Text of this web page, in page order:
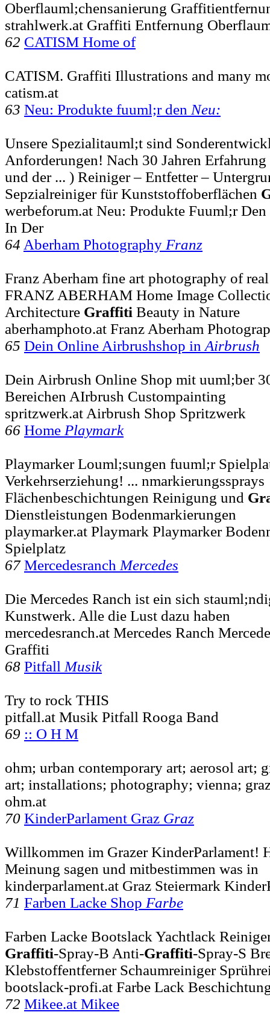
Oberflauml;chensanierung
strahlwerk.at Graffiti Entfernung
62 CATISM Home of
CATISM. Graffiti Illustrations and many
catism.at
63 Neu: Produkte fuuml;r den Neu:
Unsere Spezialitauml;t sind
Anforderungen! Nach 30 Jahren
und der ... ) Reiniger – Entfetter –
Sepzialreiniger für Kunststoffoberflächen
werbeforum.at Neu: Produkte Fuuml;r
In Der
64 Aberham Photography Franz
Franz Aberham fine art photography of
FRANZ ABERHAM Home Image
Architecture Graffiti Beauty in Nature
aberhamphoto.at Franz Aberham
65 Dein Online Airbrushshop in Airbrush
Dein Airbrush Online Shop mit uuml;ber
Bereichen AIrbrush Custompainting
spritzwerk.at Airbrush Shop Spritzwerk
66 Home Playmark
Playmarker Louml;sungen fuuml;r
Verkehrserziehung! ... nmarkierungssprays
Flächenbeschichtungen Reinigung und
Dienstleistungen Bodenmarkierungen
playmarker.at Playmark Playmarker
Spielplatz
67 Mercedesranch Mercedes
Die Mercedes Ranch ist ein sich
Kunstwerk. Alle die Lust dazu haben
mercedesranch.at Mercedes Ranch
Graffiti
68 Pitfall Musik
Try to rock THIS
pitfall.at Musik Pitfall Rooga Band
69 :: O H M
ohm; urban contemporary art; aerosol art;
art; installations; photography; vienna;
ohm.at
70 KinderParlament Graz Graz
Willkommen im Grazer KinderParlament!
Meinung sagen und mitbestimmen was in
kinderparlament.at Graz Steiermark
71 Farben Lacke Shop Farbe
Farben Lacke Bootslack Yachtlack
Graffiti-Spray-B Anti-Graffiti-Spray-S
Klebstoffentferner Schaumreiniger
bootslack-profi.at Farbe Lack
72 Mikee.at Mikee